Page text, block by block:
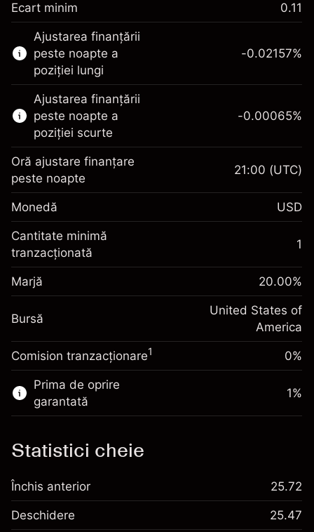
Acest instrument financiar este disponibil
pentru tranzacționare prin CFD-uri și Knock-
out-uri.
Aflați mai multe despre:
CFD-uri
Knock-out-uri
Ecart minim 0.11
Ajustarea finanțării
peste noapte a
poziției lungi
Marja. Investiția Dvs.
$1,000.00
Ajustare finanțare peste
noapte
Taxat la valoarea totală a
poziției
-0.021568
Dimensiunea tranzacției cu efect de levier
~$5,000.00
Bani din efectul de levier ~ $
$4,000.00
Accesați platforma
-0.02157%
Ajustarea finanțării
peste noapte a
poziției scurte
Marja. Investiția Dvs.
noapte
-0.000654
%
(-$0.03)
Dimensiunea tranzacției cu efect de levier
~$5,000.00
Bani din efectul de levier ~ $
-0.00065%
Oră ajustare finanțare
peste noapte
21:00 (UTC)
Monedă USD
Cantitate minimă
tranzacționată
1
Marjă 20.00%
Bursă
United States of
America
Comision tranzacționare1 0%
Prima de oprire
garantată
Comisioane
1%
Statistici cheie
Închis anterior 25.72
Deschidere 25.47